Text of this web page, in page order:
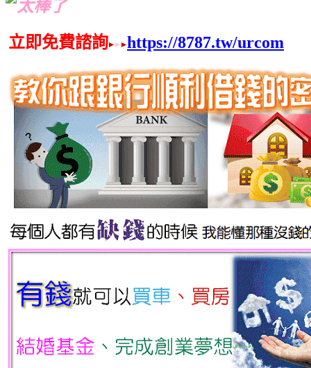
立即免費諮詢 https://8787.tw/urcom